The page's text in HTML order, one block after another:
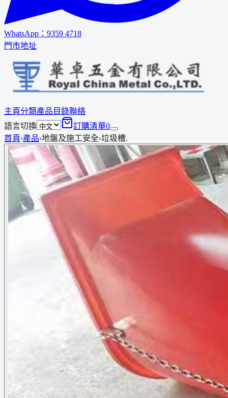
WhatsApp： 9359 4718
門市地址
主頁分類產品 目錄聯絡
語言切換
訂購清單0
首頁›產品›地盤及施工安全›垃圾槽.